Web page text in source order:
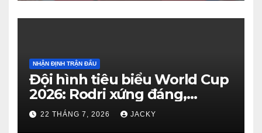
NHẬN ĐỊNH TRẬN ĐẤU
Đội hình tiêu biểu World Cup
2026: Rodri xứng đáng,
Haaland viết cổ tích, Vozinha
gây bất ngờ
22 THÁNG 7, 2026 JACKY